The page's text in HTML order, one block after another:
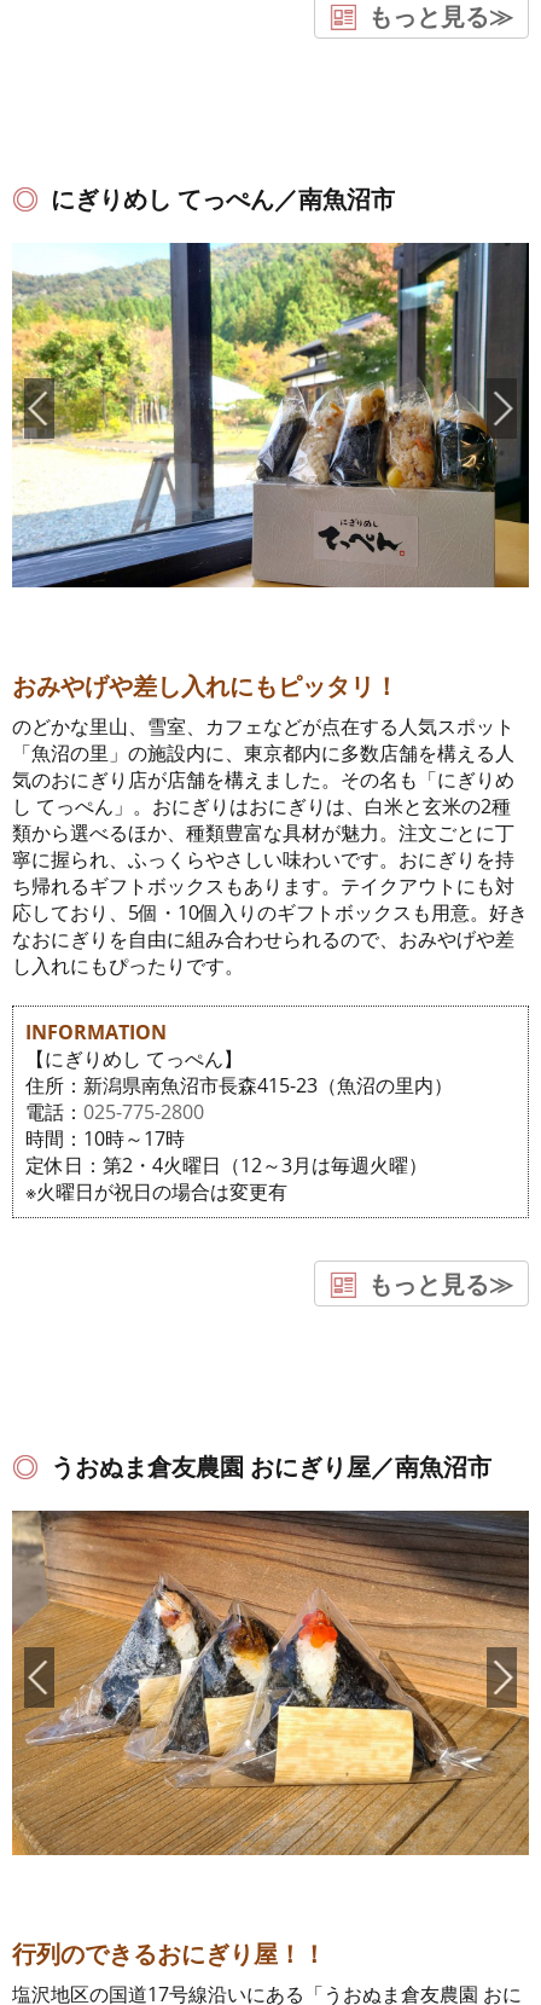
もっと見る≫
にぎりめし てっぺん／南魚沼市
おみやげや差し入れにもピッタリ！
のどかな里山、雪室、カフェなどが点在する人気スポット
「魚沼の里」の施設内に、東京都内に多数店舗を構える人
気のおにぎり店が店舗を構えました。その名も「にぎりめ
し てっぺん」。おにぎりはおにぎりは、白米と玄米の2種
類から選べるほか、種類豊富な具材が魅力。注文ごとに丁
寧に握られ、ふっくらやさしい味わいです。おにぎりを持
ち帰れるギフトボックスもあります。テイクアウトにも対
応しており、5個・10個入りのギフトボックスも用意。好き
なおにぎりを自由に組み合わせられるので、おみやげや差
し入れにもぴったりです。
INFORMATION
【にぎりめし てっぺん】
住所：新潟県南魚沼市長森415-23（魚沼の里内）
電話： 025-775-2800
時間：10時～17時
定休日：第2・4火曜日（12～3月は毎週火曜）
※火曜日が祝日の場合は変更有
もっと見る≫
うおぬま倉友農園 おにぎり屋／南魚沼市
行列のできるおにぎり屋！！
塩沢地区の国道17号線沿いにある「うおぬま倉友農園 おに